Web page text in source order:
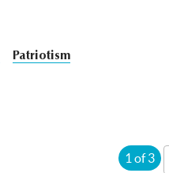
Patriotism
1 of 3